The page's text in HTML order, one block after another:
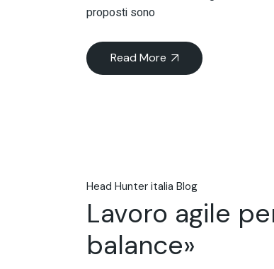
proposti sono
Read More
Head Hunter italia Blog
Lavoro agile
balance»